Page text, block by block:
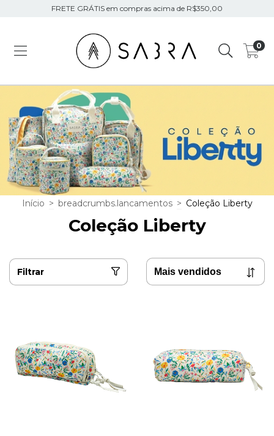
FRETE GRÁTIS em compras acima de R$350,00
0
Início > breadcrumbs.lancamentos > Coleção Liberty
Coleção Liberty
Filtrar